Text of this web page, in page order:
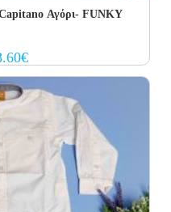
Αγόρι- FUNKY
€Current
price
is:
18.60€.